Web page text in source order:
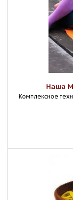
Наша
Комплексное